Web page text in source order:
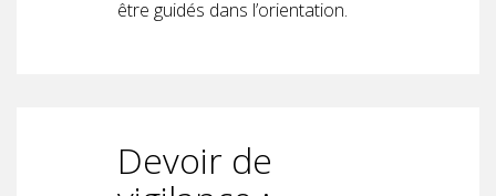
être guidés dans l’orientation.
Devoir de